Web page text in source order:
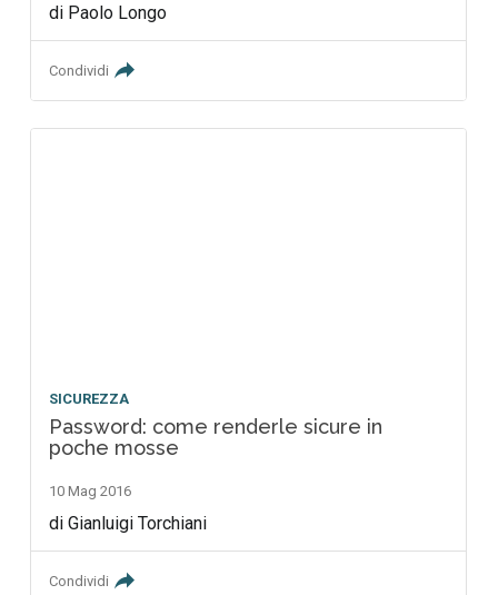
di Paolo Longo
Condividi
SICUREZZA
Password: come renderle sicure in
poche mosse
10 Mag 2016
di Gianluigi Torchiani
Condividi